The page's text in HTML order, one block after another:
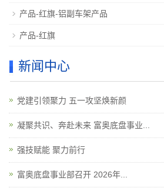
产品-红旗-铝副车架产品
产品-红旗
新闻中心
党建引领聚力 五一攻坚焕新颜
凝聚共识、奔赴未来 富奥底盘事业...
强技赋能 聚力前行
富奥底盘事业部召开 2026年...